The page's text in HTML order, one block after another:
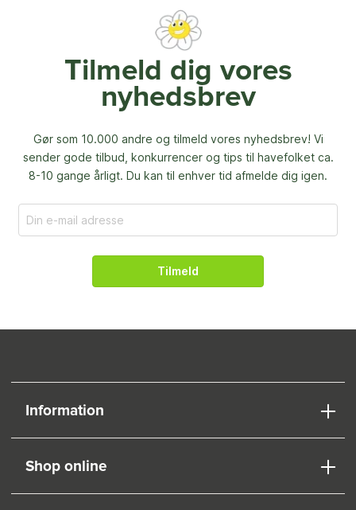
Tilmeld dig vores
nyhedsbrev
Gør som 10.000 andre og tilmeld vores nyhedsbrev! Vi
sender gode tilbud, konkurrencer og tips til havefolket ca.
8-10 gange årligt. Du kan til enhver tid afmelde dig igen.
Tilmeld
Information
Shop online